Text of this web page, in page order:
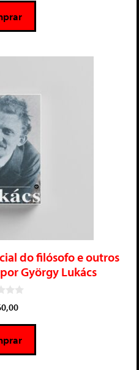
do filósofo e outros
György Lukács